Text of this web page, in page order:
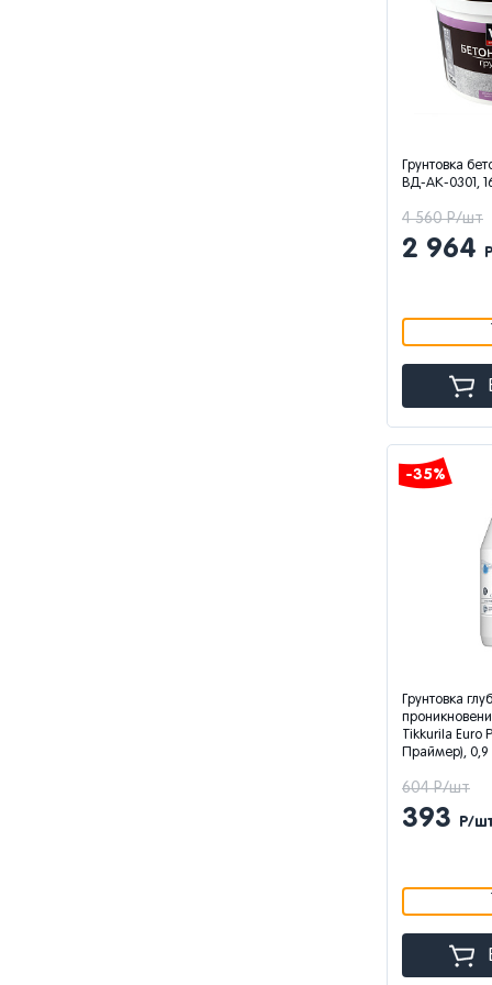
Грунтовка
ВД-АК-0301,
4 560 Р/шт
2 964
-35%
Грунтовка
Tikkurila Euro
Праймер), 0,9
604 Р/шт
393 Р/